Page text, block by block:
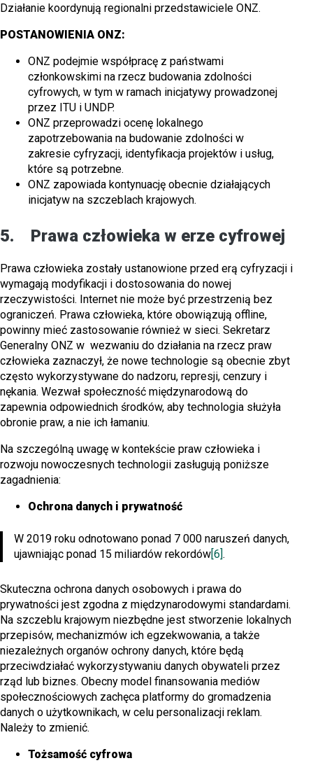
Działanie koordynują regionalni przedstawiciele ONZ.
POSTANOWIENIA ONZ:
ONZ podejmie współpracę z państwami
członkowskimi na rzecz budowania zdolności
cyfrowych, w tym w ramach inicjatywy prowadzonej
przez ITU i UNDP.
ONZ przeprowadzi ocenę lokalnego
zapotrzebowania na budowanie zdolności w
zakresie cyfryzacji, identyfikacja projektów i usług,
które są potrzebne.
ONZ zapowiada kontynuację obecnie działających
inicjatyw na szczeblach krajowych.
5. Prawa człowieka w erze cyfrowej
Prawa człowieka zostały ustanowione przed erą cyfryzacji i
wymagają modyfikacji i dostosowania do nowej
rzeczywistości. Internet nie może być przestrzenią bez
ograniczeń. Prawa człowieka, które obowiązują offline,
powinny mieć zastosowanie również w sieci. Sekretarz
Generalny ONZ w wezwaniu do działania na rzecz praw
człowieka zaznaczył, że nowe technologie są obecnie zbyt
często wykorzystywane do nadzoru, represji, cenzury i
nękania. Wezwał społeczność międzynarodową do
zapewnia odpowiednich środków, aby technologia służyła
obronie praw, a nie ich łamaniu.
Na szczególną uwagę w kontekście praw człowieka i
rozwoju nowoczesnych technologii zasługują poniższe
zagadnienia:
Ochrona danych i prywatność
W 2019 roku odnotowano ponad 7 000 naruszeń danych,
ujawniając ponad 15 miliardów rekordów [6] .
Skuteczna ochrona danych osobowych i prawa do
prywatności jest zgodna z międzynarodowymi standardami.
Na szczeblu krajowym niezbędne jest stworzenie lokalnych
przepisów, mechanizmów ich egzekwowania, a także
niezależnych organów ochrony danych, które będą
przeciwdziałać wykorzystywaniu danych obywateli przez
rząd lub biznes. Obecny model finansowania mediów
społecznościowych zachęca platformy do gromadzenia
danych o użytkownikach, w celu personalizacji reklam.
Należy to zmienić.
Tożsamość cyfrowa